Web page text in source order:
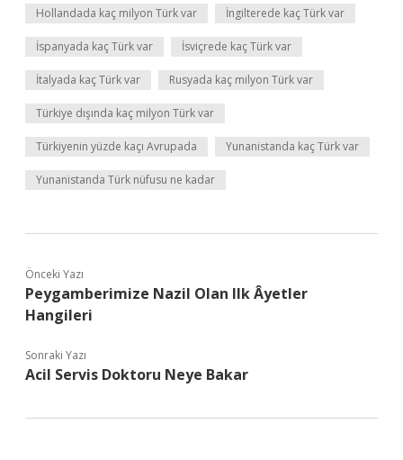
Hollandada kaç milyon Türk var İngilterede kaç Türk var
İspanyada kaç Türk var İsviçrede kaç Türk var
İtalyada kaç Türk var Rusyada kaç milyon Türk var
Türkiye dışında kaç milyon Türk var
Türkiyenin yüzde kaçı Avrupada Yunanistanda kaç Türk var
Yunanistanda Türk nüfusu ne kadar
Önceki Yazı
Peygamberimize Nazil Olan Ilk Âyetler
Hangileri
Sonraki Yazı
Acil Servis Doktoru Neye Bakar